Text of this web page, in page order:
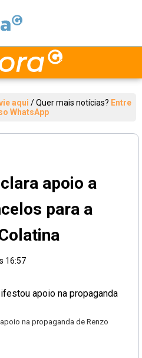
aqui /Quer mais notícias? Entre
WhatsApp
apoio a
para a
16:57
na propaganda de Renzo